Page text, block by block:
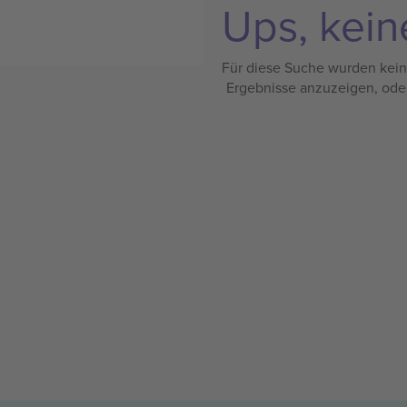
Ups,
Für diese Suche wurden
Ergebnisse anzuzeigen,